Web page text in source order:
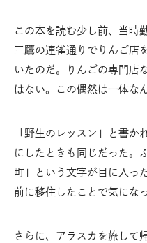
この本を読む少し前、当時
三鷹の連雀通りでりんご店
いたのだ。りんごの専門店
はない。この偶然は一体な
「野生のレッスン」と書か
にしたときも同じだった。
町」という文字が目に入っ
前に移住したことで気にな
さらに、アラスカを旅して